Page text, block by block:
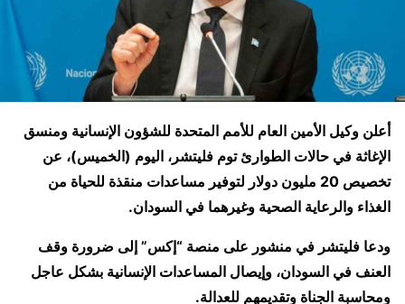
أعلن وكيل الأمين العام للأمم المتحدة للشؤون الإنسانية ومنسق
الإغاثة في حالات الطوارئ توم فليتشر، اليوم (الخميس)، عن
تخصيص 20 مليون دولار لتوفير مساعدات منقذة للحياة من
الغذاء والرعاية الصحية وغيرهما في السودان.
ودعا فليتشر في منشور على منصة “إكس” إلى ضرورة وقف
العنف في السودان، وإيصال المساعدات الإنسانية بشكل عاجل
ومحاسبة الجناة وتقديمهم للعدالة.